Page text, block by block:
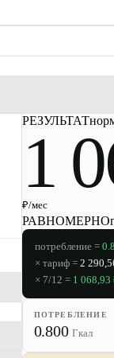
РЕЗУЛЬТАТ
1
₽/мес
РАВНОМЕРНО
потребление =
× тариф = 2
× 7/12 = 1 068,93
ПОТРЕБЛЕНИЕ
0.800 Гкал